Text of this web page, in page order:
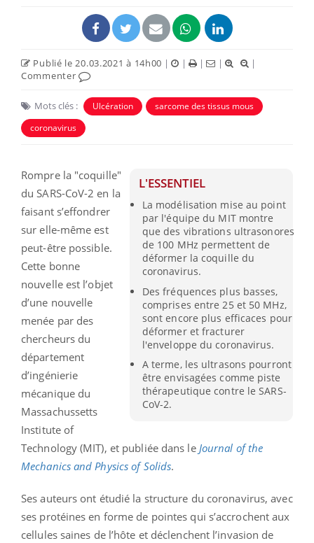
Publié le 20.03.2021 à 14h00 | | | |
|
Commenter
Mots clés : Ulcération
sarcome des tissus mous
coronavirus
L'ESSENTIEL
La modélisation mise au point
par l'équipe du MIT montre
que des vibrations ultrasonores
de 100 MHz permettent de
déformer la coquille du
coronavirus.
Des fréquences plus basses,
comprises entre 25 et 50 MHz,
sont encore plus efficaces pour
déformer et fracturer
l'enveloppe du coronavirus.
A terme, les ultrasons pourront
être envisagées comme piste
thérapeutique contre le SARS-
CoV-2.
Rompre la "coquille"
du SARS-CoV-2 en la
faisant s’effondrer
sur elle-même est
peut-être possible.
Cette bonne
nouvelle est l’objet
d’une nouvelle
menée par des
chercheurs du
département
d’ingénierie
mécanique du
Massachussetts
Institute of
Technology (MIT), et publiée dans le Journal of the
Mechanics and Physics of Solids.
Ses auteurs ont étudié la structure du coronavirus, avec
ses protéines en forme de pointes qui s’accrochent aux
cellules saines de l’hôte et déclenchent l’invasion de